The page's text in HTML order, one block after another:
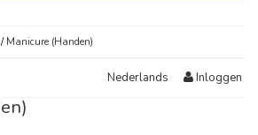
/ Manicure (Handen)
Nederlands Inloggen